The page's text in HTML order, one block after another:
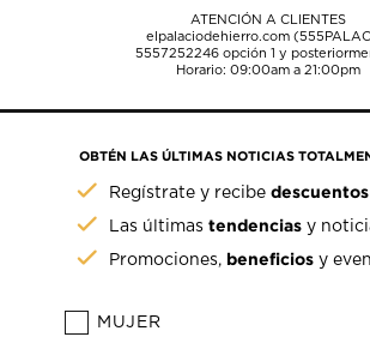
ATENCIÓN A CLIENTES
elpalaciodehierro.com
5557252246opción 1 y
Horario: 09:00am a 21:00pm
OBTÉN LAS ÚLTIMAS NOTICIAS
Regístrate y recibe
Las últimastendencias y
Promociones, beneficios y
MUJER